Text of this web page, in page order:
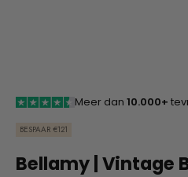
Meer dan 10.000+
BESPAAR €121
Bellamy | Vintage